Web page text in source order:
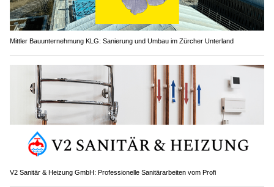
Mittler Bauunternehmung KLG: Sanierung und Umbau im Zürcher Unterland
V2 Sanitär & Heizung GmbH: Professionelle Sanitärarbeiten vom Profi